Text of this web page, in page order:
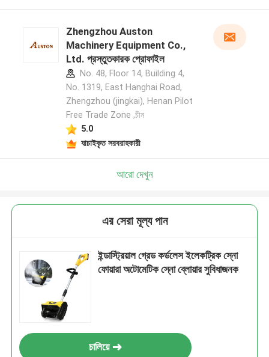
Zhengzhou Auston
Machinery Equipment Co.,
Ltd. প্রস্তুতকারক প্রোফাইল
No. 48, Floor 14, Building 4,
No. 1319, East Hanghai Road,
Zhengzhou (jingkai), Henan Pilot
Free Trade Zone ,চীন
5.0
যাচাইকৃত সরবরাহকারী
আরো দেখুন
এর সেরা মূল্য পান
ইন্ডাস্ট্রিয়াল গ্রেড কর্ডলেস ইলেকট্রিক স্নো
ফোয়ারা অটোমেটিক স্নো ব্লোয়ার সুবিধাজনক
চালিয়ে